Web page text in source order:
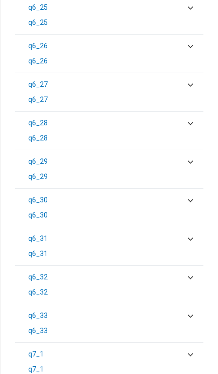
q6_25
q6_25
q6_26
q6_26
q6_27
q6_27
q6_28
q6_28
q6_29
q6_29
q6_30
q6_30
q6_31
q6_31
q6_32
q6_32
q6_33
q6_33
q7_1
q7_1